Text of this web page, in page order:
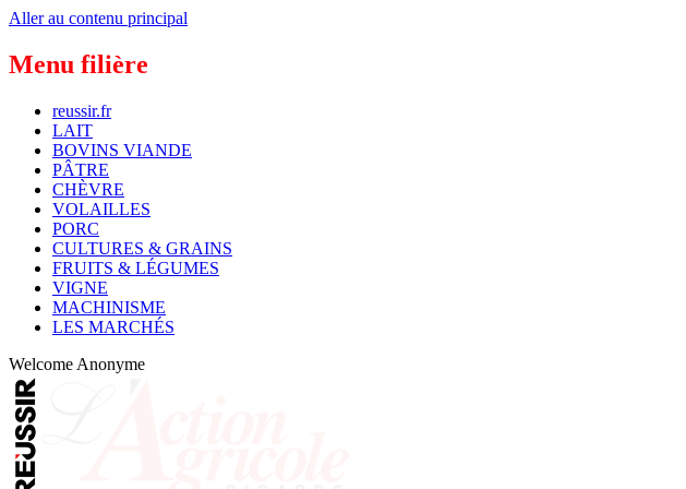
Aller au contenu principal
Menu filière
reussir.fr
LAIT
BOVINS VIANDE
PÂTRE
CHÈVRE
VOLAILLES
PORC
CULTURES & GRAINS
FRUITS & LÉGUMES
VIGNE
MACHINISME
LES MARCHÉS
Welcome Anonyme